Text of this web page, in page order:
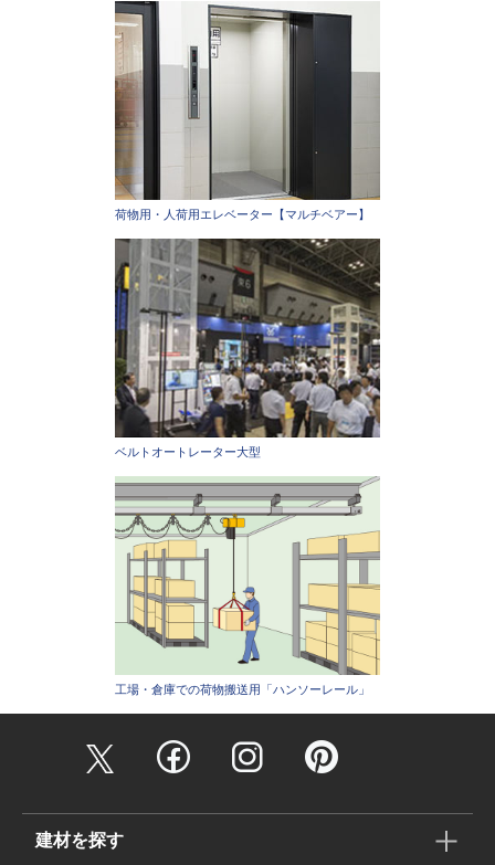
荷物用・人荷用エレベーター【マルチベアー】
ベルトオートレーター大型
工場・倉庫での荷物搬送用「ハンソーレール」
建材を探す